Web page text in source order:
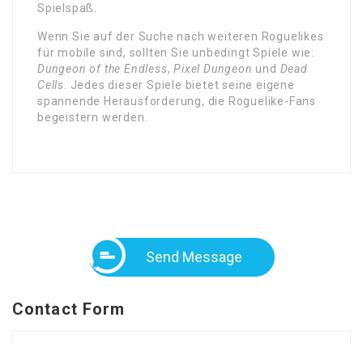
Spielspaß.
Wenn Sie auf der Suche nach weiteren Roguelikes
für mobile sind, sollten Sie unbedingt Spiele wie:
Dungeon of the Endless,Pixel Dungeon und Dead
Cells . Jedes dieser Spiele bietet seine eigene
spannende Herausforderung, die Roguelike-Fans
begeistern werden.
Send Message
Contact Form